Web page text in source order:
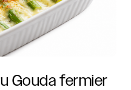
Gouda fermier